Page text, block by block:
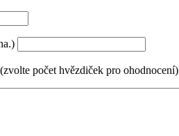
(zvolte počet hvězdiček pro ohodnocení)